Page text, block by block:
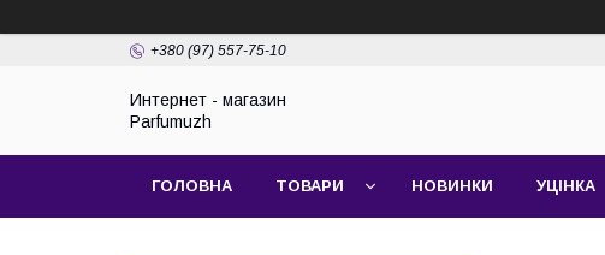
+380 (97) 557-75-10
Интернет - магазин
Parfumuzh
ГОЛОВНА ТОВАРИ НОВИНКИ УЦІНКА